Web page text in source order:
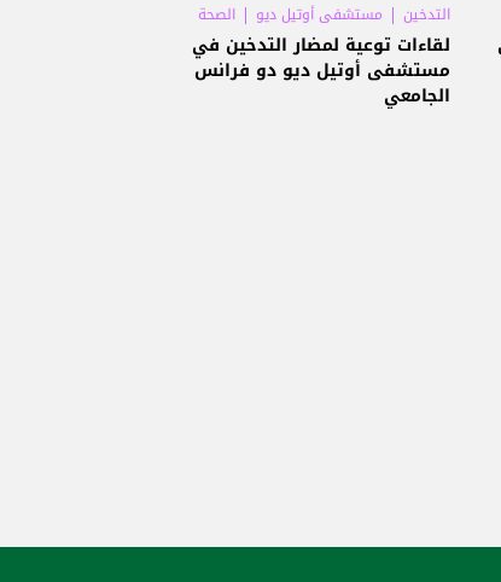
التدخين مستشفى أوتيل ديو الصحة
لقاءات توعية لمضار التدخين في
مستشفى أوتيل ديو دو فرانس
الجامعي